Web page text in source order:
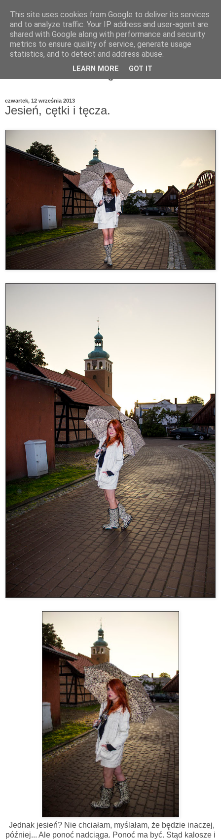
czwartek, 12 września 2013
Jesień, cętki i tęcza.
Jednak jesień? Nie chciałam, myślałam, że będzie inaczej,
później... Ale ponoć nadciąga. Ponoć ma być. Stąd kalosze i
This site uses cookies from Google to deliver its services
and to analyze traffic. Your IP address and user-agent are
shared with Google along with performance and security
metrics to ensure quality of service, generate usage
statistics, and to detect and address abuse.
LEARN MORE GOT IT